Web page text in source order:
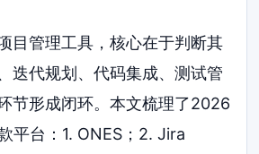
目管理工具，核心在于判断其
迭代规划、代码集成、测试管
节形成闭环。本文梳理了2026
平台：1. ONES；2. Jira